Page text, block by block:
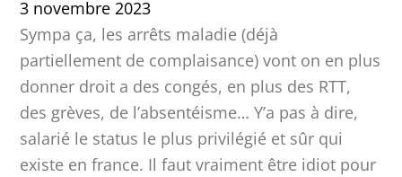
3 novembre 2023
Sympa ça, les arrêts maladie (déjà
partiellement de complaisance) vont on en plus
donner droit a des congés, en plus des RTT,
des grèves, de l’absentéisme… Y’a pas à dire,
salarié le status le plus privilégié et sûr qui
existe en france. Il faut vraiment être idiot pour